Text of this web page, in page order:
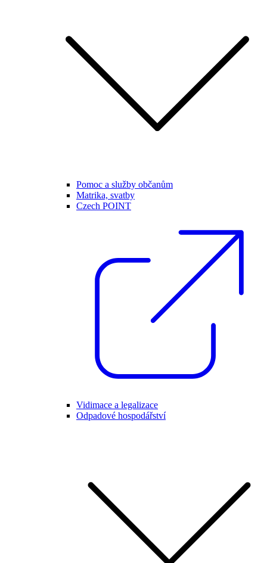
Pomoc a služby občanům
Matrika, svatby
Czech POINT
Vidimace a legalizace
Odpadové hospodářství